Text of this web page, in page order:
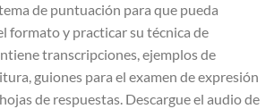
de puntuación para que pueda
formato y practicar su técnica de
transcripciones, ejemplos de
guiones para el examen de expresión
de respuestas. Descargue el audio de